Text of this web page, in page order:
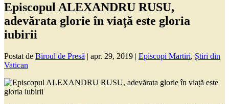
Episcopul ALEXANDRU RUSU,
adevărata glorie în viață este gloria
iubirii
Postat de Biroul de Presă | apr. 29, 2019 | Episcopi Martiri, Știri din
Vatican